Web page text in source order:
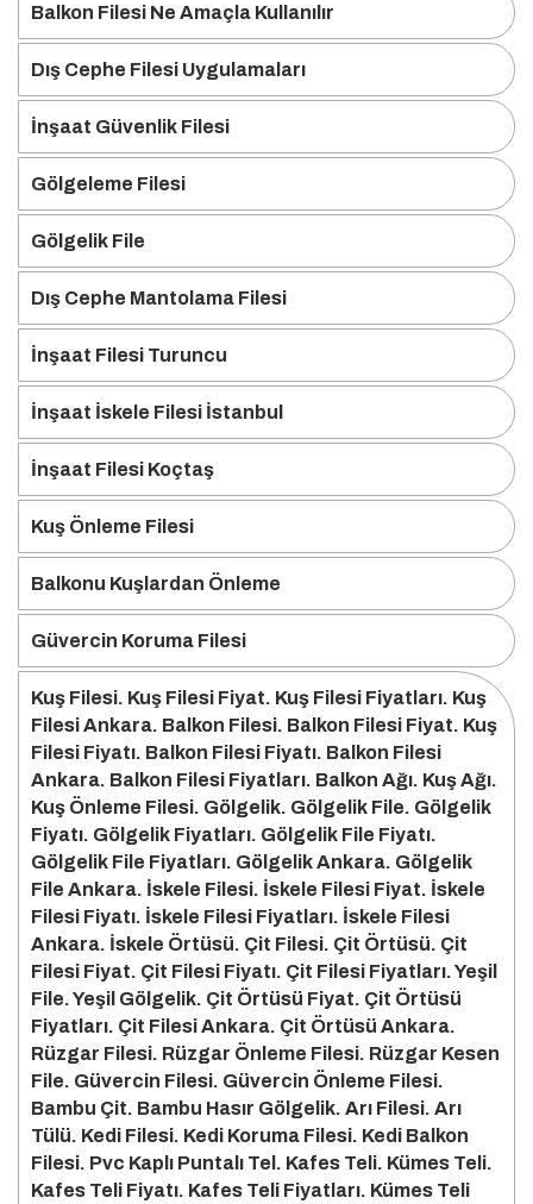
Balkon Filesi Ne Amaçla Kullanılır
Dış Cephe Filesi Uygulamaları
İnşaat Güvenlik Filesi
Gölgeleme Filesi
Gölgelik File
Dış Cephe Mantolama Filesi
İnşaat Filesi Turuncu
İnşaat İskele Filesi İstanbul
İnşaat Filesi Koçtaş
Kuş Önleme Filesi
Balkonu Kuşlardan Önleme
Güvercin Koruma Filesi
Kuş Filesi. Kuş Filesi Fiyat. Kuş Filesi Fiyatları. Kuş
Filesi Ankara. Balkon Filesi. Balkon Filesi Fiyat. Kuş
Filesi Fiyatı. Balkon Filesi Fiyatı. Balkon Filesi
Ankara. Balkon Filesi Fiyatları. Balkon Ağı. Kuş Ağı.
Kuş Önleme Filesi. Gölgelik. Gölgelik File. Gölgelik
Fiyatı. Gölgelik Fiyatları. Gölgelik File Fiyatı.
Gölgelik File Fiyatları. Gölgelik Ankara. Gölgelik
File Ankara. İskele Filesi. İskele Filesi Fiyat. İskele
Filesi Fiyatı. İskele Filesi Fiyatları. İskele Filesi
Ankara. İskele Örtüsü. Çit Filesi. Çit Örtüsü. Çit
Filesi Fiyat. Çit Filesi Fiyatı. Çit Filesi Fiyatları. Yeşil
File. Yeşil Gölgelik. Çit Örtüsü Fiyat. Çit Örtüsü
Fiyatları. Çit Filesi Ankara. Çit Örtüsü Ankara.
Rüzgar Filesi. Rüzgar Önleme Filesi. Rüzgar Kesen
File. Güvercin Filesi. Güvercin Önleme Filesi.
Bambu Çit. Bambu Hasır Gölgelik. Arı Filesi. Arı
Tülü. Kedi Filesi. Kedi Koruma Filesi. Kedi Balkon
Filesi. Pvc Kaplı Puntalı Tel. Kafes Teli. Kümes Teli.
Kafes Teli Fiyatı. Kafes Teli Fiyatları. Kümes Teli